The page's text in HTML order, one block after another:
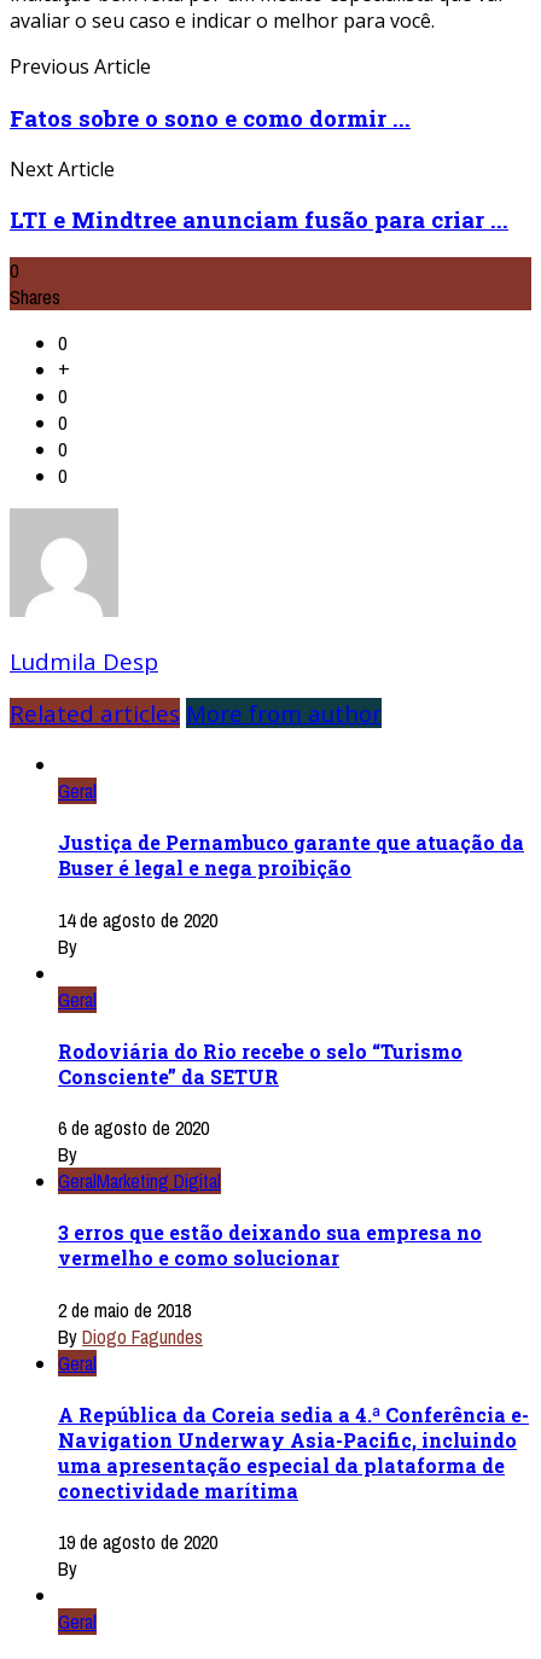
avaliar o seu caso e indicar o melhor para você.
Previous Article
Fatos sobre o sono e como dormir ...
Next Article
LTI e Mindtree anunciam fusão para criar ...
0
Shares
0
+
0
0
0
0
Ludmila Desp
Related articles More from author
Geral
Justiça de Pernambuco garante que atuação da
Buser é legal e nega proibição
14 de agosto de 2020
By
Geral
Rodoviária do Rio recebe o selo “Turismo
Consciente” da SETUR
6 de agosto de 2020
By
GeralMarketing Digital
3 erros que estão deixando sua empresa no
vermelho e como solucionar
2 de maio de 2018
ByDiogo Fagundes
Geral
A República da Coreia sedia a 4.ª Conferência e-
Navigation Underway Asia-Pacific, incluindo
uma apresentação especial da plataforma de
conectividade marítima
19 de agosto de 2020
By
Geral